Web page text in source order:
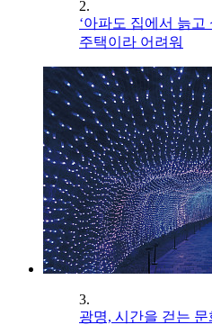
2.
‘아파도 집에서 늙
주택이라 어려워
3.
광명, 시간을 걷는 문